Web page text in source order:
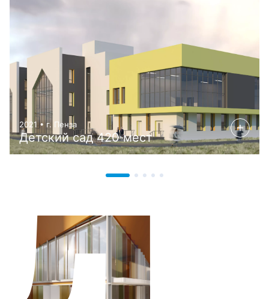
2021 • г. Пенза
Детский сад 420 мест